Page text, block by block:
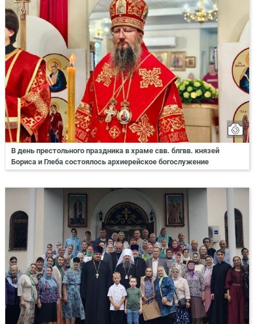
В день престольного праздника в храме свв. блгвв. князей
Бориса и Глеба состоялось архиерейское богослужение